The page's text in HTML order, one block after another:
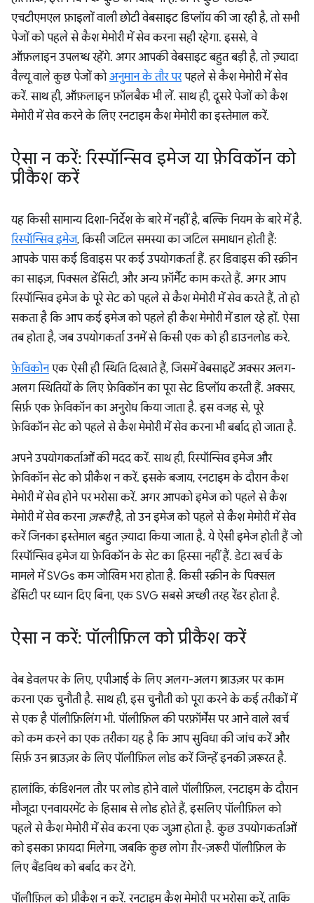
एचटीएमएल फ़ाइलों वाली छोटी वेबसाइट डिप्लॉय की जा रही है, तो सभी
पेजों को पहले से कैश मेमोरी में सेव करना सही रहेगा. इससे, वे
ऑफ़लाइन उपलब्ध रहेंगे. अगर आपकी वेबसाइट बहुत बड़ी है, तो ज़्यादा
वैल्यू वाले कुछ पेजों कोअनुमान के तौर परपहले से कैश मेमोरी में सेव
करें. साथ ही, ऑफ़लाइन फ़ॉलबैक भी लें. साथ ही, दूसरे पेजों को कैश
मेमोरी में सेव करने के लिए रनटाइम कैश मेमोरी का इस्तेमाल करें.
ऐसा न करें: रिस्पॉन्सिव इमेज या फ़ेविकॉन को
प्रीकैश करें
यह किसी सामान्य दिशा-निर्देश के बारे में नहीं है, बल्कि नियम के बारे में है.
रिस्पॉन्सिव इमेज, किसी जटिल समस्या का जटिल समाधान होती हैं:
आपके पास कई डिवाइस पर कई उपयोगकर्ता हैं. हर डिवाइस की स्क्रीन
का साइज़, पिक्सल डेंसिटी, और अन्य फ़ॉर्मैट काम करते हैं. अगर आप
रिस्पॉन्सिव इमेज के पूरे सेट को पहले से कैश मेमोरी में सेव करते हैं, तो हो
सकता है कि आप कई इमेज को पहले ही कैश मेमोरी में डाल रहे हों. ऐसा
तब होता है, जब उपयोगकर्ता उनमें से किसी एक को ही डाउनलोड करे.
फ़ेविकोनएक ऐसी ही स्थिति दिखाते हैं, जिसमें वेबसाइटें अक्सर अलग-
अलग स्थितियों के लिए फ़ेविकॉन का पूरा सेट डिप्लॉय करती हैं. अक्सर,
सिर्फ़ एक फ़ेविकॉन का अनुरोध किया जाता है. इस वजह से, पूरे
फ़ेविकॉन सेट को पहले से कैश मेमोरी में सेव करना भी बर्बाद हो जाता है.
अपने उपयोगकर्ताओं की मदद करें. साथ ही, रिस्पॉन्सिव इमेज और
फ़ेविकॉन सेट को प्रीकैश न करें. इसके बजाय, रनटाइम के दौरान कैश
मेमोरी में सेव होने पर भरोसा करें. अगर आपको इमेज को पहले से कैश
मेमोरी में सेव करना ज़रूरीहै, तो उन इमेज को पहले से कैश मेमोरी में सेव
करें जिनका इस्तेमाल बहुत ज़्यादा किया जाता है. ये ऐसी इमेज होती हैं जो
रिस्पॉन्सिव इमेज या फ़ेविकॉन के सेट का हिस्सा नहीं हैं. डेटा खर्च के
मामले में SVGs कम जोखिम भरा होता है. किसी स्क्रीन के पिक्सल
डेंसिटी पर ध्यान दिए बिना, एक SVG सबसे अच्छी तरह रेंडर होता है.
ऐसा न करें: पॉलीफ़िल को प्रीकैश करें
वेब डेवलपर के लिए, एपीआई के लिए अलग-अलग ब्राउज़र पर काम
करना एक चुनौती है. साथ ही, इस चुनौती को पूरा करने के कई तरीकों में
से एक है पॉलीफ़िलिंग भी. पॉलीफ़िल की परफ़ॉर्मेंस पर आने वाले खर्च
को कम करने का एक तरीका यह है कि आप सुविधा की जांच करें और
सिर्फ़ उन ब्राउज़र के लिए पॉलीफ़िल लोड करें जिन्हें इनकी ज़रूरत है.
हालांकि, कंडिशनल तौर पर लोड होने वाले पॉलीफ़िल, रनटाइम के दौरान
मौजूदा एनवायरमेंट के हिसाब से लोड होते हैं, इसलिए पॉलीफ़िल को
पहले से कैश मेमोरी में सेव करना एक जुआ होता है. कुछ उपयोगकर्ताओं
को इसका फ़ायदा मिलेगा, जबकि कुछ लोग ग़ैर-ज़रूरी पॉलीफ़िल के
लिए बैंडविथ को बर्बाद कर देंगे.
पॉलीफ़िल को प्रीकैश न करें. रनटाइम कैश मेमोरी पर भरोसा करें, ताकि